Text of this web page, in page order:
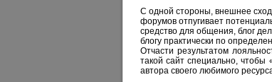
С одной стороны, внешнее
форумов отпугивает
средство для общения, блог
блогу практически по
Отчасти результатом
такой сайт специально, чтобы
автора своего любимого